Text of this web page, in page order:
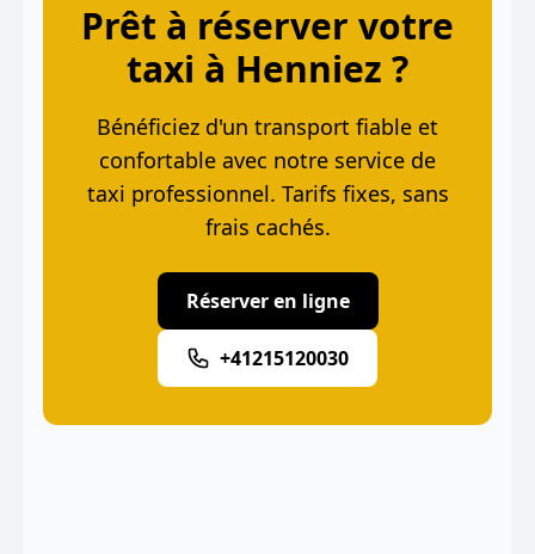
Prêt à réserver votre
taxi à Henniez ?
Bénéficiez d'un transport fiable et
confortable avec notre service de
taxi professionnel. Tarifs fixes, sans
frais cachés.
Réserver en ligne
+41215120030